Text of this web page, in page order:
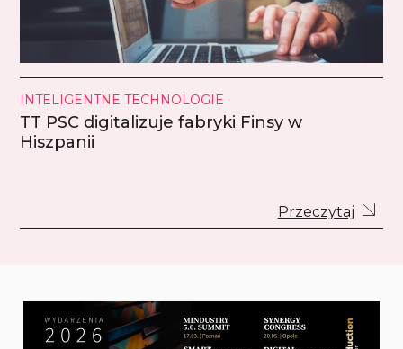
INTELIGENTNE TECHNOLOGIE
TT PSC digitalizuje fabryki Finsy w
Hiszpanii
Przeczytaj